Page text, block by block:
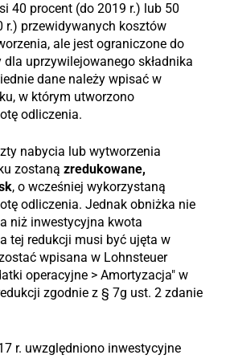
40 procent (do 2019 r.) lub 50
r.) przewidywanych kosztów
ale jest ograniczone do
uprzywilejowanego składnika
dane należy wpisać w
w którym utworzono
odliczenia.
nabycia lub wytworzenia
zostaną zredukowane,
, o wcześniej wykorzystaną
odliczenia. Jednak obniżka nie
niż inwestycyjna kwota
tej redukcji musi być ujęta w
wpisana w Lohnsteuer
operacyjne > Amortyzacja" w
zgodnie z § 7g ust. 2 zdanie
r. uwzględniono inwestycyjne